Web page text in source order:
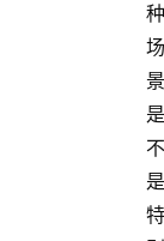
种
场
景
是
不
是
特